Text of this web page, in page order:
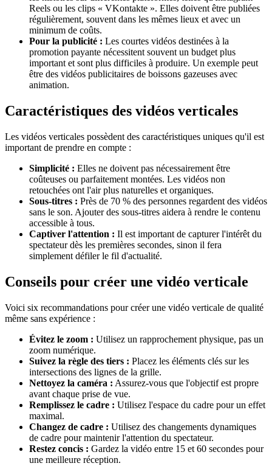
Reels ou les clips « VKontakte ». Elles doivent être publiées
régulièrement, souvent dans les mêmes lieux et avec un
minimum de coûts.
Pour la publicité : Les courtes vidéos destinées à la
promotion payante nécessitent souvent un budget plus
important et sont plus difficiles à produire. Un exemple peut
être des vidéos publicitaires de boissons gazeuses avec
animation.
Caractéristiques des vidéos verticales
Les vidéos verticales possèdent des caractéristiques uniques qu'il est
important de prendre en compte :
Simplicité : Elles ne doivent pas nécessairement être
coûteuses ou parfaitement montées. Les vidéos non
retouchées ont l'air plus naturelles et organiques.
Sous-titres : Près de 70 % des personnes regardent des vidéos
sans le son. Ajouter des sous-titres aidera à rendre le contenu
accessible à tous.
Captiver l'attention : Il est important de capturer l'intérêt du
spectateur dès les premières secondes, sinon il fera
simplement défiler le fil d'actualité.
Conseils pour créer une vidéo verticale
Voici six recommandations pour créer une vidéo verticale de qualité
même sans expérience :
Évitez le zoom : Utilisez un rapprochement physique, pas un
zoom numérique.
Suivez la règle des tiers : Placez les éléments clés sur les
intersections des lignes de la grille.
Nettoyez la caméra : Assurez-vous que l'objectif est propre
avant chaque prise de vue.
Remplissez le cadre : Utilisez l'espace du cadre pour un effet
maximal.
Changez de cadre : Utilisez des changements dynamiques
de cadre pour maintenir l'attention du spectateur.
Restez concis : Gardez la vidéo entre 15 et 60 secondes pour
une meilleure réception.